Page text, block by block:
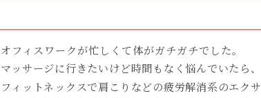
オフィスワークが忙しくて体がガチガチでした。
マッサージに行きたいけど時間もなく悩んでいたら、
フィットネックスで肩こりなどの疲労解消系のエクサ